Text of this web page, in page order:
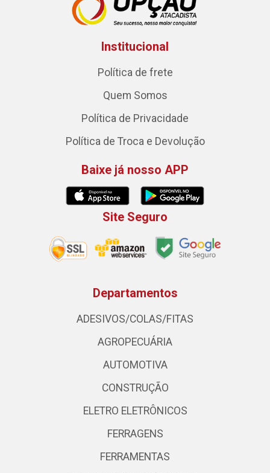
Institucional
Política de frete
Quem Somos
Política de Privacidade
Política de Troca e Devolução
Baixe já nosso APP
Site Seguro
Departamentos
ADESIVOS/COLAS/FITAS
AGROPECUÁRIA
AUTOMOTIVA
CONSTRUÇÃO
ELETRO ELETRÔNICOS
FERRAGENS
FERRAMENTAS